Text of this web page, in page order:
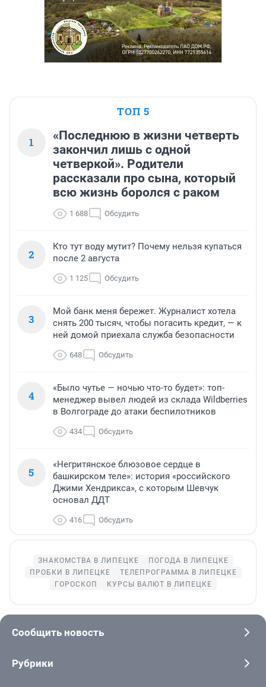
ТОП 5
1
«Последнюю в жизни четверть
закончил лишь с одной
четверкой». Родители
рассказали про сына, который
всю жизнь боролся с раком
1 688 Обсудить
2
Кто тут воду мутит? Почему нельзя купаться
после 2 августа
1 125 Обсудить
3
Мой банк меня бережет. Журналист хотела
снять 200 тысяч, чтобы погасить кредит, — к
ней домой приехала служба безопасности
648 Обсудить
4
«Было чутье — ночью что-то будет»: топ-
менеджер вывел людей из склада Wildberries
в Волгограде до атаки беспилотников
434 Обсудить
5
«Негритянское блюзовое сердце в
башкирском теле»: история «российского
Джими Хендрикса», с которым Шевчук
основал ДДТ
416 Обсудить
ЗНАКОМСТВА В ЛИПЕЦКЕ
ПОГОДА В ЛИПЕЦКЕ
ПРОБКИ В ЛИПЕЦКЕ
ТЕЛЕПРОГРАММА В ЛИПЕЦКЕ
ГОРОСКОП
КУРСЫ ВАЛЮТ В ЛИПЕЦКЕ
Сообщить новость
Рубрики